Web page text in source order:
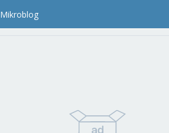
Mikroblog